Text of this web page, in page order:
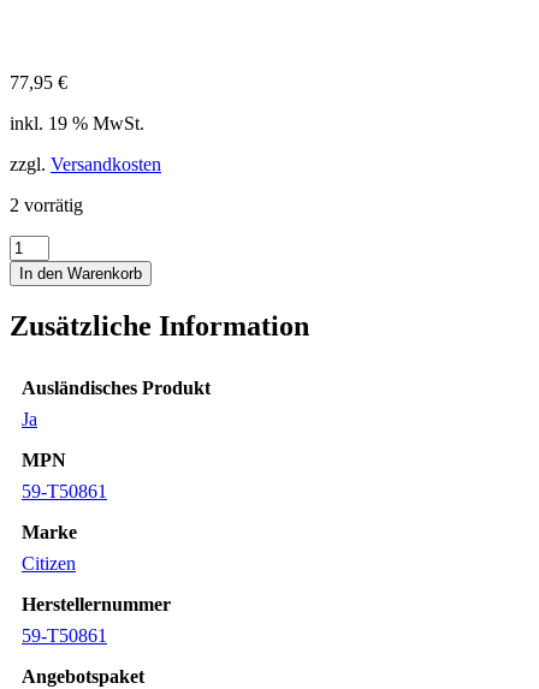
77,95 €
inkl. 19 % MwSt.
zzgl. Versandkosten
2 vorrätig
Citizen
Promaster
Marine
59-
BN2026
BN2027
Band
Menge
In den Warenkorb
Zusätzliche Information
Ausländisches Produkt
Ja
MPN
59-T50861
Marke
Citizen
Herstellernummer
59-T50861
Angebotspaket